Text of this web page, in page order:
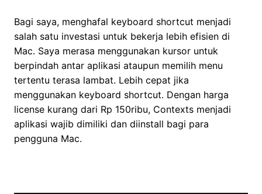
Bagi saya, menghafal keyboard shortcut menjadi
salah satu investasi untuk bekerja lebih efisien di
Mac. Saya merasa menggunakan kursor untuk
berpindah antar aplikasi ataupun memilih menu
tertentu terasa lambat. Lebih cepat jika
menggunakan keyboard shortcut. Dengan harga
license kurang dari Rp 150ribu, Contexts menjadi
aplikasi wajib dimiliki dan diinstall bagi para
pengguna Mac.